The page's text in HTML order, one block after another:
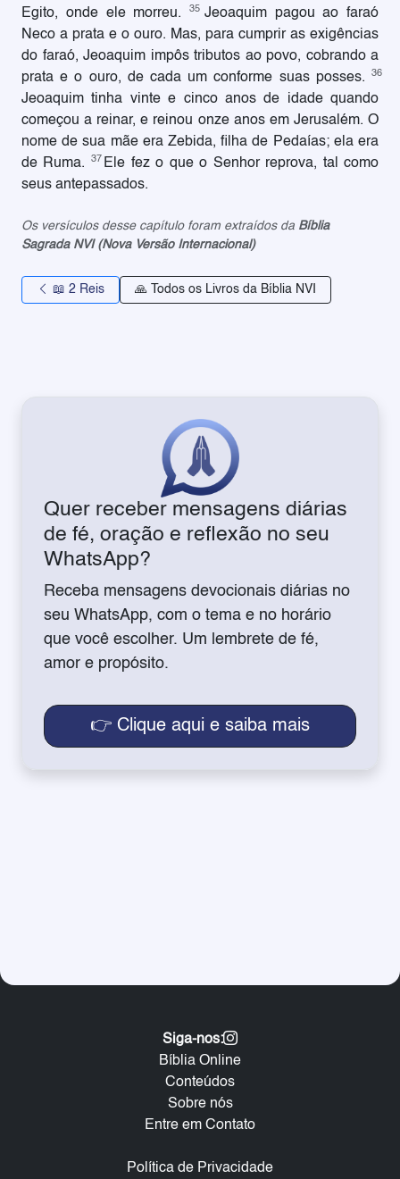
Egito, onde ele morreu.
35 Jeoaquim pagou ao faraó
Neco a prata e o ouro. Mas, para cumprir as exigências
do faraó, Jeoaquim impôs tributos ao povo, cobrando a
prata e o ouro, de cada um conforme suas posses.
36
Jeoaquim tinha vinte e cinco anos de idade quando
começou a reinar, e reinou onze anos em Jerusalém. O
nome de sua mãe era Zebida, filha de Pedaías; ela era
de Ruma.
37 Ele fez o que o Senhor reprova, tal como
seus antepassados.
Os versículos desse capítulo foram extraídos da Bíblia
Sagrada NVI (Nova Versão Internacional)
📖 2 Reis 🙏 Todos os Livros da Bíblia NVI
Quer receber mensagens diárias
de fé, oração e reflexão no seu
WhatsApp?
Receba mensagens devocionais diárias no
seu WhatsApp, com o tema e no horário
que você escolher. Um lembrete de fé,
amor e propósito.
👉 Clique aqui e saiba mais
Bíblia Online
Conteúdos
Sobre nós
Entre em Contato
Política de Privacidade
Siga-nos: